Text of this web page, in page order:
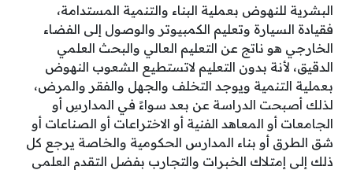
البشرية للنهوض بعملية البناء والتنمية المستدامة،
فقيادة السيارة وتعليم الكمبيوتر والوصول إلى الفضاء
الخارجي هو ناتج عن التعليم العالي والبحث العلمي
الدقيق، لأنة بدون التعليم لاتستطيع الشعوب النهوض
بعملية التنمية ويوجد التخلف والجهل والفقر والمرض،
لذلك أصبحت الدراسة عن بعد سواءً في المدارسِ أو
الجامعات أو المعاهد الفنية أو الاختراعات أو الصناعات أو
شق الطرق أو بناء المدارس الحكومية والخاصة يرجع كل
ذلك إلى إمتلاك الخبرات والتجارب بفضل التقدم العلمي